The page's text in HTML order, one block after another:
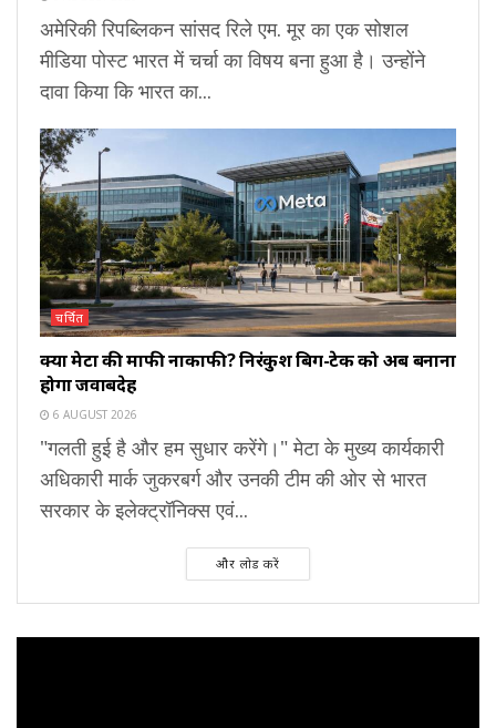
अमेरिकी रिपब्लिकन सांसद रिले एम. मूर का एक सोशल
मीडिया पोस्ट भारत में चर्चा का विषय बना हुआ है। उन्होंने
दावा किया कि भारत का...
चर्चित
क्या मेटा की माफी नाकाफी? निरंकुश बिग-टेक को अब बनाना
होगा जवाबदेह
6 AUGUST 2026
"गलती हुई है और हम सुधार करेंगे।" मेटा के मुख्य कार्यकारी
अधिकारी मार्क जुकरबर्ग और उनकी टीम की ओर से भारत
सरकार के इलेक्ट्रॉनिक्स एवं...
और लोड करें